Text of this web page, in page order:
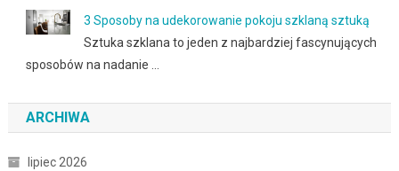
3 Sposoby na udekorowanie pokoju szklaną sztuką
Sztuka szklana to jeden z najbardziej fascynujących
sposobów na nadanie …
ARCHIWA
lipiec 2026